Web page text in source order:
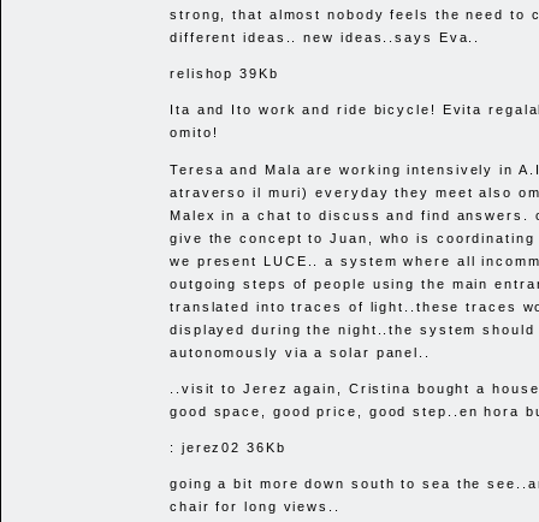
strong, that almost nobody feels the need to
different ideas.. new ideas..says Eva..
relishop 39Kb
Ita and Ito work and ride bicycle! Evita
omito!
Teresa and Mala are working intensively in
atraverso il muri) everyday they meet also
Malex in a chat to discuss and find answers.
give the concept to Juan, who is
we present LUCE
.. a system where all
outgoing steps of people using the main
translated into traces of light..these traces
displayed during the night..the system should
autonomously via a solar panel..
..visit to Jerez again, Cristina bought a
good space, good price, good step..en hora
: jerez02 36Kb
going a bit more down south to sea the
chair for long views..